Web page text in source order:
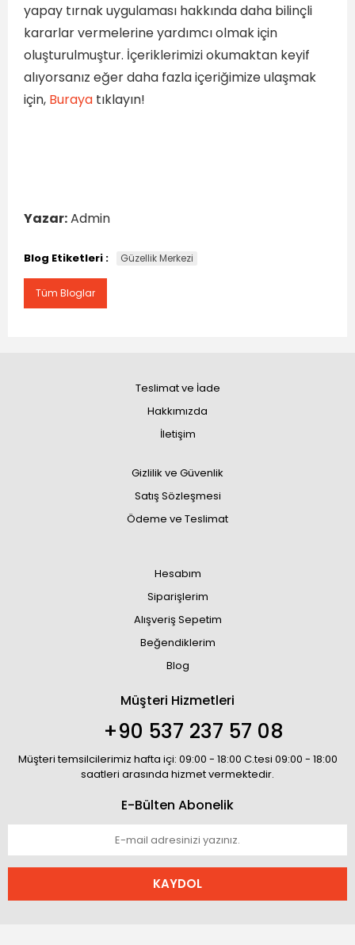
yapay tırnak uygulaması hakkında daha bilinçli
kararlar vermelerine yardımcı olmak için
oluşturulmuştur. İçeriklerimizi okumaktan keyif
alıyorsanız eğer daha fazla içeriğimize ulaşmak
için, Buraya tıklayın!
Yazar:Admin
Blog Etiketleri : Güzellik Merkezi
Tüm Bloglar
Teslimat ve İade
Hakkımızda
İletişim
Gizlilik ve Güvenlik
Satış Sözleşmesi
Ödeme ve Teslimat
Hesabım
Siparişlerim
Alışveriş Sepetim
Beğendiklerim
Blog
Müşteri Hizmetleri
+90 537 237 57 08
Müşteri temsilcilerimiz hafta içi: 09:00 - 18:00 C.tesi 09:00 - 18:00
saatleri arasında hizmet vermektedir.
E-Bülten Abonelik
KAYDOL